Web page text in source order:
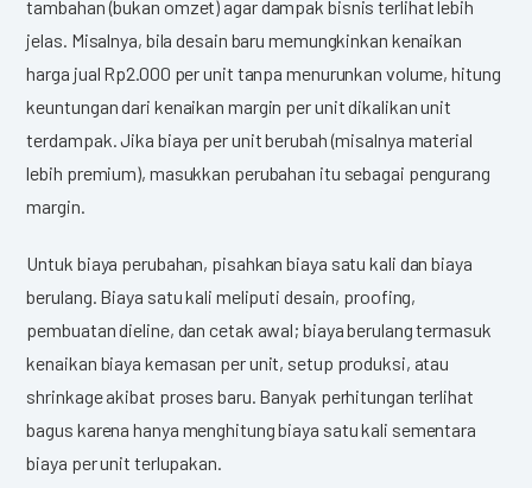
tambahan (bukan omzet) agar dampak bisnis terlihat lebih
jelas. Misalnya, bila desain baru memungkinkan kenaikan
harga jual Rp2.000 per unit tanpa menurunkan volume, hitung
keuntungan dari kenaikan margin per unit dikalikan unit
terdampak. Jika biaya per unit berubah (misalnya material
lebih premium), masukkan perubahan itu sebagai pengurang
margin.
Untuk biaya perubahan, pisahkan biaya satu kali dan biaya
berulang. Biaya satu kali meliputi desain, proofing,
pembuatan dieline, dan cetak awal; biaya berulang termasuk
kenaikan biaya kemasan per unit, setup produksi, atau
shrinkage akibat proses baru. Banyak perhitungan terlihat
bagus karena hanya menghitung biaya satu kali sementara
biaya per unit terlupakan.